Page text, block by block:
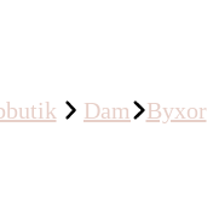
Dam
Byxor